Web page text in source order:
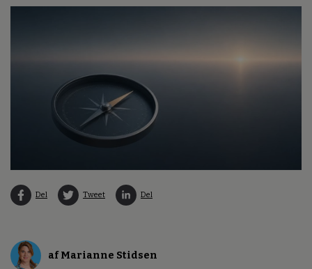
Del Tweet Del
af Marianne Stidsen